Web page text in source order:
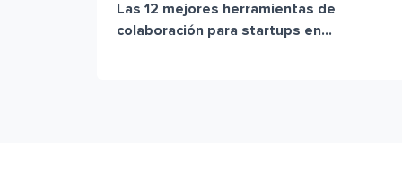
Las 12 mejores herramientas de
colaboración para startups en...